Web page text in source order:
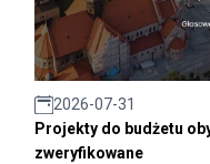
2026-07-31
Projekty do budżetu
zweryfikowane